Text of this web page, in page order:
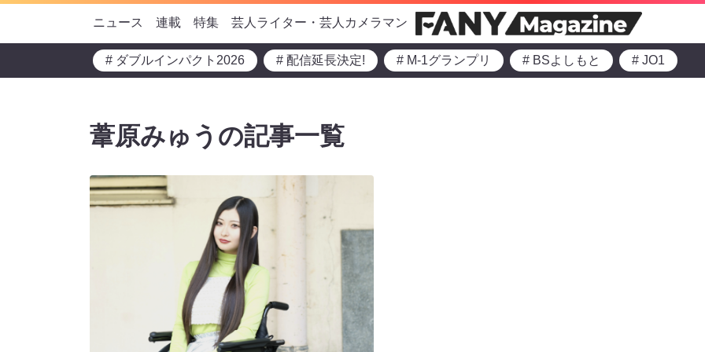
ニュース 連載 特集 芸人ライター・芸人カメラマン
# ダブルインパクト2026 # 配信延長決定! # M-1グランプリ # BSよしもと # JO1
葦原みゅうの記事一覧